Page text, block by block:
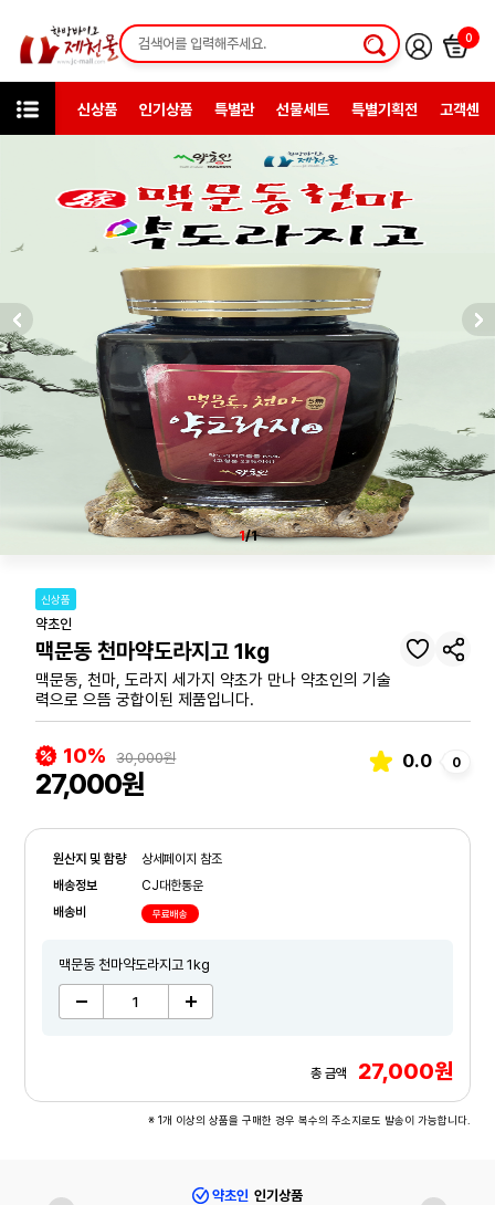
0
신상품 인기상품 특별관 선물세트 특별기획전 고객센터
1/1
신상품
약초인
맥문동 천마약도라지고 1kg
맥문동, 천마, 도라지 세가지 약초가 만나 약초인의 기술
력으로 으뜸 궁합이된 제품입니다.
10% 30,000원
27,000원
0.0 0
원산지 및 함량
상세페이지 참조
배송정보
CJ대한통운
배송비
무료배송
맥문동 천마약도라지고 1kg
총 금액 27,000원
※ 1개 이상의 상품을 구매한 경우 복수의 주소지로도 발송이 가능합니다.
약초인 인기상품